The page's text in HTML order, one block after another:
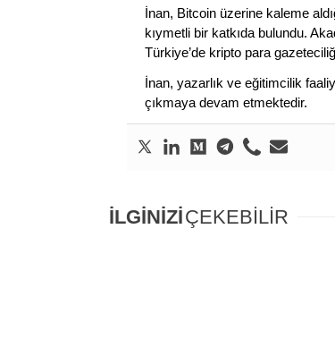
İnan, Bitcoin üzerine kaleme
kıymetli bir katkıda bulundu.
Türkiye’de kripto para
İnan, yazarlık ve eğitimcilik
çıkmaya devam etmektedir.
İLGİNİZİÇEKEBİLİR